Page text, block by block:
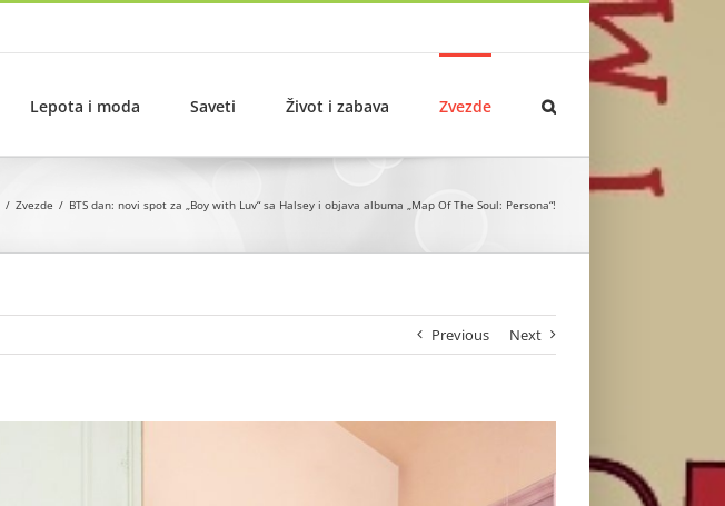
Lepota i moda Saveti Život i zabava Zvezde
Zvezde BTS dan: novi spot za „Boy with Luv“ sa Halsey i objava albuma „Map Of The Soul: Persona“!
Previous Next